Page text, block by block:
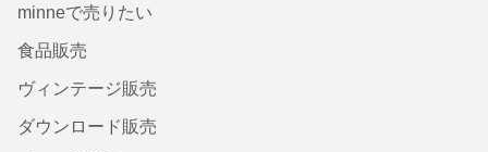
minneで売りたい
食品販売
ヴィンテージ販売
ダウンロード販売